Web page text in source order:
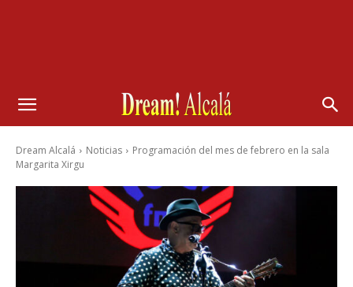
Dream Alcalá Noticias
Programación del mes de febrero en la sala
Margarita Xirgu